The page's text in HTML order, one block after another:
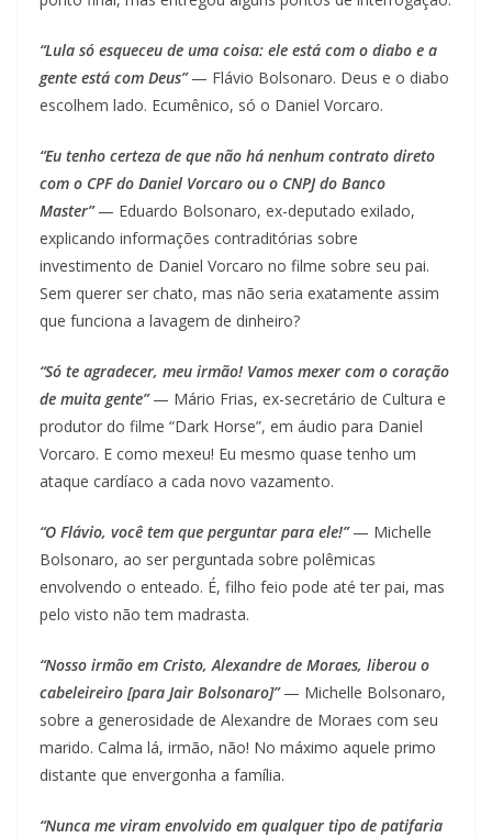
“Lula só esqueceu de uma coisa: ele está com o diabo e a
gente está com Deus”— Flávio Bolsonaro. Deus e o diabo
escolhem lado. Ecumênico, só o Daniel Vorcaro.
“Eu tenho certeza de que não há nenhum contrato direto
com o CPF do Daniel Vorcaro ou o CNPJ do Banco
Master”— Eduardo Bolsonaro, ex-deputado exilado,
explicando informações contraditórias sobre
investimento de Daniel Vorcaro no filme sobre seu pai.
Sem querer ser chato, mas não seria exatamente assim
que funciona a lavagem de dinheiro?
“Só te agradecer, meu irmão! Vamos mexer com o coração
de muita gente”— Mário Frias, ex-secretário de Cultura e
produtor do filme “Dark Horse”, em áudio para Daniel
Vorcaro. E como mexeu! Eu mesmo quase tenho um
ataque cardíaco a cada novo vazamento.
“O Flávio, você tem que perguntar para ele!”— Michelle
Bolsonaro, ao ser perguntada sobre polêmicas
envolvendo o enteado. É, filho feio pode até ter pai, mas
pelo visto não tem madrasta.
“Nosso irmão em Cristo, Alexandre de Moraes, liberou o
cabeleireiro [para Jair Bolsonaro]”— Michelle Bolsonaro,
sobre a generosidade de Alexandre de Moraes com seu
marido. Calma lá, irmão, não! No máximo aquele primo
distante que envergonha a família.
“Nunca me viram envolvido em qualquer tipo de patifaria